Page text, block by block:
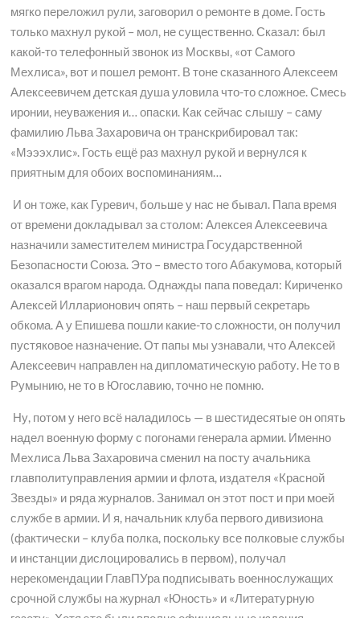
мягко переложил рули, заговорил о ремонте в доме. Гость
только махнул рукой – мол, не существенно. Сказал: был
какой-то телефонный звонок из Москвы, «от Самого
Мехлиса», вот и пошел ремонт. В тоне сказанного Алексеем
Алексеевичем детская душа уловила что-то сложное. Смесь
иронии, неуважения и… опаски. Как сейчас слышу – саму
фамилию Льва Захаровича он транскрибировал так:
«Мэээхлис». Гость ещё раз махнул рукой и вернулся к
приятным для обоих воспоминаниям…
И он тоже, как Гуревич, больше у нас не бывал. Папа время
от времени докладывал за столом: Алексея Алексеевича
назначили заместителем министра Государственной
Безопасности Союза. Это – вместо того Абакумова, который
оказался врагом народа. Однажды папа поведал: Кириченко
Алексей Илларионович опять – наш первый секретарь
обкома. А у Епишева пошли какие-то сложности, он получил
пустяковое назначение. От папы мы узнавали, что Алексей
Алексеевич направлен на дипломатическую работу. Не то в
Румынию, не то в Югославию, точно не помню.
Ну, потом у него всё наладилось — в шестидесятые он опять
надел военную форму с погонами генерала армии. Именно
Мехлиса Льва Захаровича сменил на посту ачальника
главполитуправления армии и флота, издателя «Красной
Звезды» и ряда журналов. Занимал он этот пост и при моей
службе в армии. И я, начальник клуба первого дивизиона
(фактически – клуба полка, поскольку все полковые службы
и инстанции дислоцировались в первом), получал
нерекомендации ГлавПУра подписывать военнослужащих
срочной службы на журнал «Юность» и «Литературную